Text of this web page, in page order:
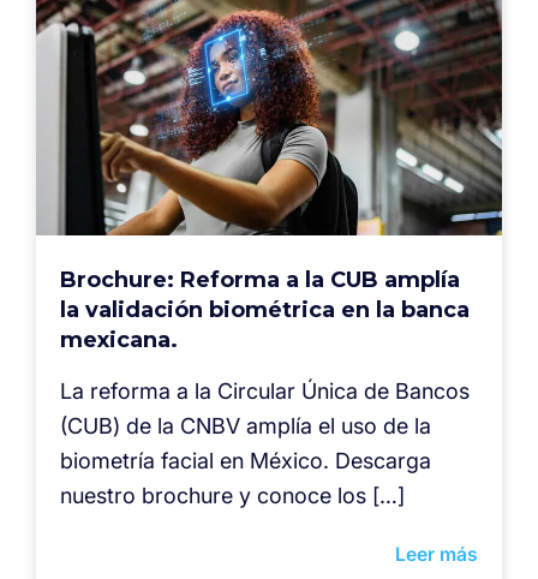
Brochure: Reforma a la CUB amplía
la validación biométrica en la banca
mexicana.
La reforma a la Circular Única de Bancos
(CUB) de la CNBV amplía el uso de la
biometría facial en México. Descarga
nuestro brochure y conoce los […]
Leer más